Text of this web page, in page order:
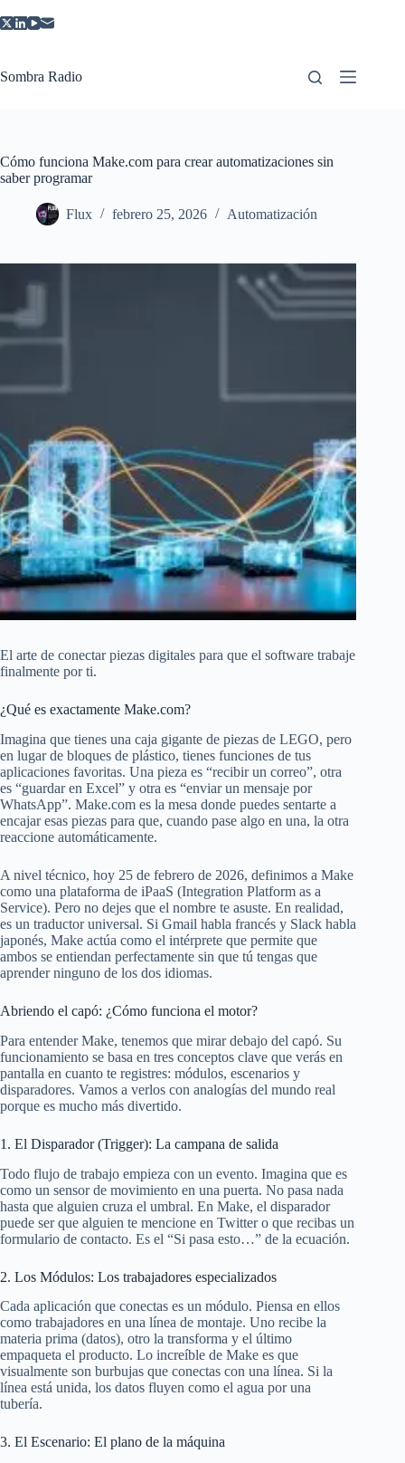
al
Sombra Radio
Cómo funciona Make.com para crear automatizaciones sin
saber programar
Flux febrero 25, 2026 Automatización
El arte de conectar piezas digitales para que el software trabaje
finalmente por ti.
¿Qué es exactamente Make.com?
Imagina que tienes una caja gigante de piezas de LEGO, pero
en lugar de bloques de plástico, tienes funciones de tus
aplicaciones favoritas. Una pieza es “recibir un correo”, otra
es “guardar en Excel” y otra es “enviar un mensaje por
WhatsApp”. Make.com es la mesa donde puedes sentarte a
encajar esas piezas para que, cuando pase algo en una, la otra
reaccione automáticamente.
A nivel técnico, hoy 25 de febrero de 2026, definimos a Make
como una plataforma de iPaaS (Integration Platform as a
Service). Pero no dejes que el nombre te asuste. En realidad,
es un traductor universal. Si Gmail habla francés y Slack habla
japonés, Make actúa como el intérprete que permite que
ambos se entiendan perfectamente sin que tú tengas que
aprender ninguno de los dos idiomas.
Abriendo el capó: ¿Cómo funciona el motor?
Para entender Make, tenemos que mirar debajo del capó. Su
funcionamiento se basa en tres conceptos clave que verás en
pantalla en cuanto te registres: módulos, escenarios y
disparadores. Vamos a verlos con analogías del mundo real
porque es mucho más divertido.
1. El Disparador (Trigger): La campana de salida
Todo flujo de trabajo empieza con un evento. Imagina que es
como un sensor de movimiento en una puerta. No pasa nada
hasta que alguien cruza el umbral. En Make, el disparador
puede ser que alguien te mencione en Twitter o que recibas un
formulario de contacto. Es el “Si pasa esto…” de la ecuación.
2. Los Módulos: Los trabajadores especializados
Cada aplicación que conectas es un módulo. Piensa en ellos
como trabajadores en una línea de montaje. Uno recibe la
materia prima (datos), otro la transforma y el último
empaqueta el producto. Lo increíble de Make es que
visualmente son burbujas que conectas con una línea. Si la
línea está unida, los datos fluyen como el agua por una
tubería.
3. El Escenario: El plano de la máquina